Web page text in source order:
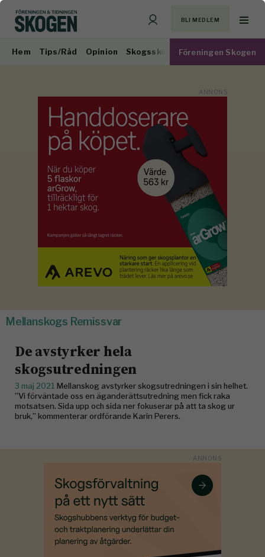
BLI MEDLEM
Hem Tips/Råd Opinion Skogsskötsel Virkesmarknad
Föreningen Skogen
Mellanskogs Remissvar
De avstyrker hela
skogsutredningen
3 maj 2021 Mellanskog avstyrker skogsutredningen i sin helhet.
”Vi förväntade oss en äganderättsutredning men fick raka
motsatsen. Sida upp och sida ner fokuserar på att ta skog ur
bruk,” kommenterar ordförande Karin Perers.